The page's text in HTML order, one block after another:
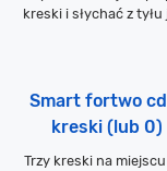
kreski i słychać z
Smart fortwo
kreski (lub
Trzy kreski na